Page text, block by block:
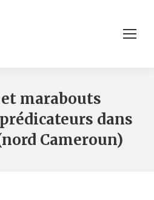
marabouts
dans
Cameroun)